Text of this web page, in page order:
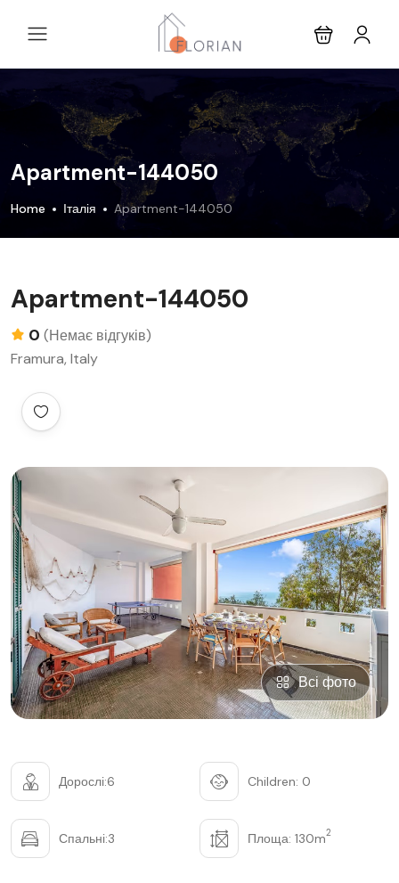
Apartment-144050
Home Італія Apartment-144050
Apartment-144050
0 (Немає відгуків)
Framura, Italy
Всі фото
Дорослі:6 Children: 0
Спальні:3 Площа: 130m2